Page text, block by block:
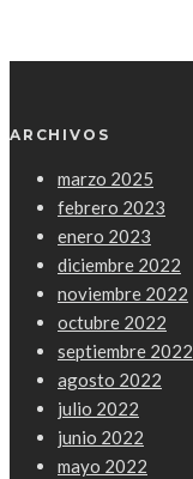
ARCHIVOS
marzo 2025
febrero 2023
enero 2023
diciembre 2022
noviembre 2022
octubre 2022
septiembre 2022
agosto 2022
julio 2022
junio 2022
mayo 2022